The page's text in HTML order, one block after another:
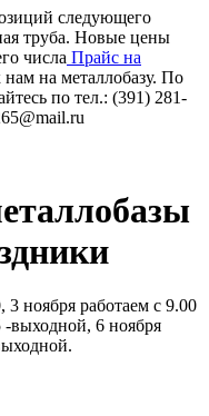
следующего
труба. Новые цены
числа Прайс на
на металлобазу. По
по тел.: (391) 281-
3 ноября работаем с 9.00
-выходной, 6 ноября